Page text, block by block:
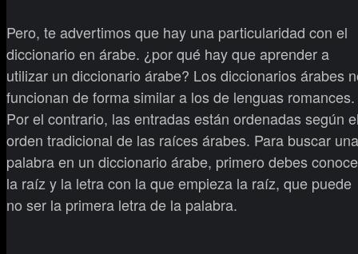
Pero, te advertimos que hay una particularidad con el
diccionario en árabe. ¿por qué hay que aprender a
utilizar un diccionario árabe? Los diccionarios árabes
funcionan de forma similar a los de lenguas romances.
Por el contrario, las entradas están ordenadas según
orden tradicional de las raíces árabes. Para buscar una
palabra en un diccionario árabe, primero debes
la raíz y la letra con la que empieza la raíz, que puede
no ser la primera letra de la palabra.